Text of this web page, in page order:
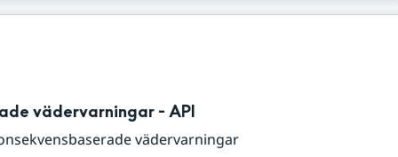
vädervarningar - API
vädervarningar